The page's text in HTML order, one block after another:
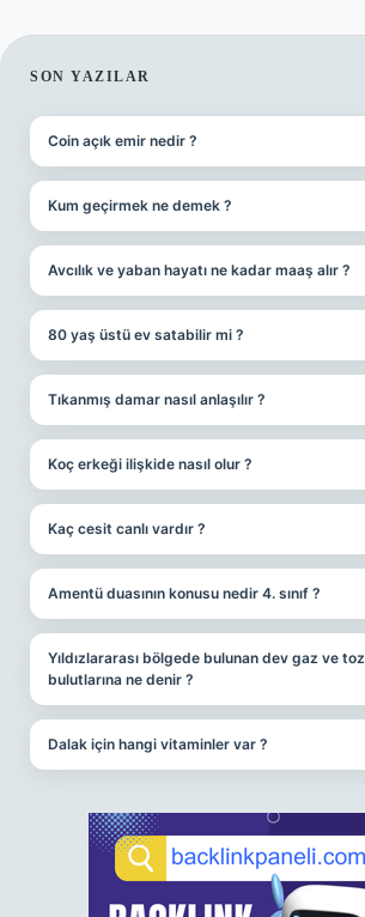
SIDEBAR
SON YAZILAR
Coin açık emir nedir ?
Kum geçirmek ne demek ?
Avcılık ve yaban hayatı ne kadar maaş alır ?
80 yaş üstü ev satabilir mi ?
Tıkanmış damar nasıl anlaşılır ?
Koç erkeği ilişkide nasıl olur ?
Kaç cesit canlı vardır ?
Amentü duasının konusu nedir 4. sınıf ?
Yıldızlararası bölgede bulunan dev gaz ve toz
bulutlarına ne denir ?
Dalak için hangi vitaminler var ?